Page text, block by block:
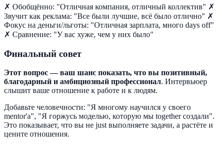
✗ Обобщённо: "Отличная компания, отличный коллектив" ✗
Звучит как реклама: "Все были лучшие, всё было отлично" ✗
Фокус на деньги/льготы: "Отличная зарплата, много days off"
✗ Сравнение: "У вас хуже, чем у них было"
Финальный совет
Этот вопрос — ваш шанс показать, что вы позитивный,
благодарный и амбициозный профессионал. Интервьюер
слышит ваше отношение к работе и к людям.
Добавьте человечности: "Я многому научился у своего
mentor'а", "Я горжусь моделью, которую мы together создали".
Это показывает, что вы не just выполняете задачи, а растёте и
цените отношения.